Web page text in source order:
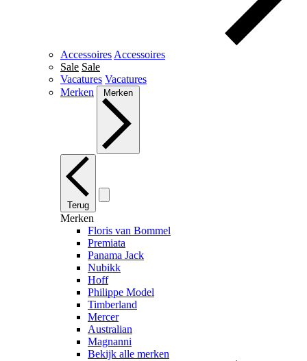
Accessoires Accessoires
Sale Sale
Vacatures Vacatures
Merken
Merken
Terug
Merken
Floris van Bommel
Premiata
Panama Jack
Nubikk
Hoff
Philippe Model
Timberland
Mercer
Australian
Magnanni
Bekijk alle merken